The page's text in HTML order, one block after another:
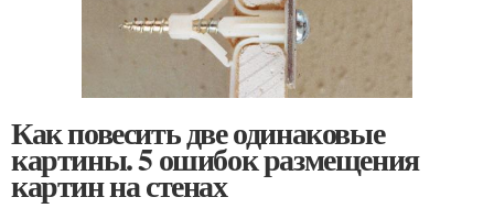
Как повесить две одинаковые
картины. 5 ошибок размещения
картин на стенах